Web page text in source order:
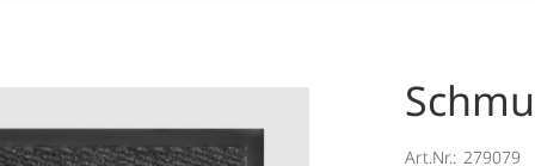
Art.Nr.: 279079